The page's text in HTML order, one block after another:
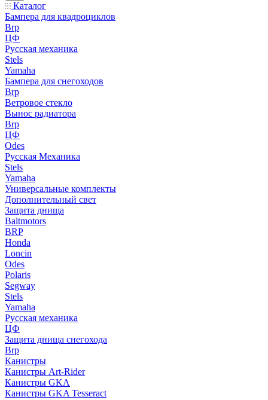
Каталог
Бампера для квадроциклов
Brp
ЦФ
Русская механика
Stels
Yamaha
Бампера для снегоходов
Brp
Ветровое стекло
Вынос радиатора
Brp
ЦФ
Odes
Русская Механика
Stels
Yamaha
Универсальные комплекты
Дополнительный свет
Защита днища
Baltmotors
BRP
Honda
Loncin
Odes
Polaris
Segway
Stels
Yamaha
Русская механика
ЦФ
Защита днища снегохода
Brp
Канистры
Канистры Art-Rider
Канистры GKA
Канистры GKA Tesseract